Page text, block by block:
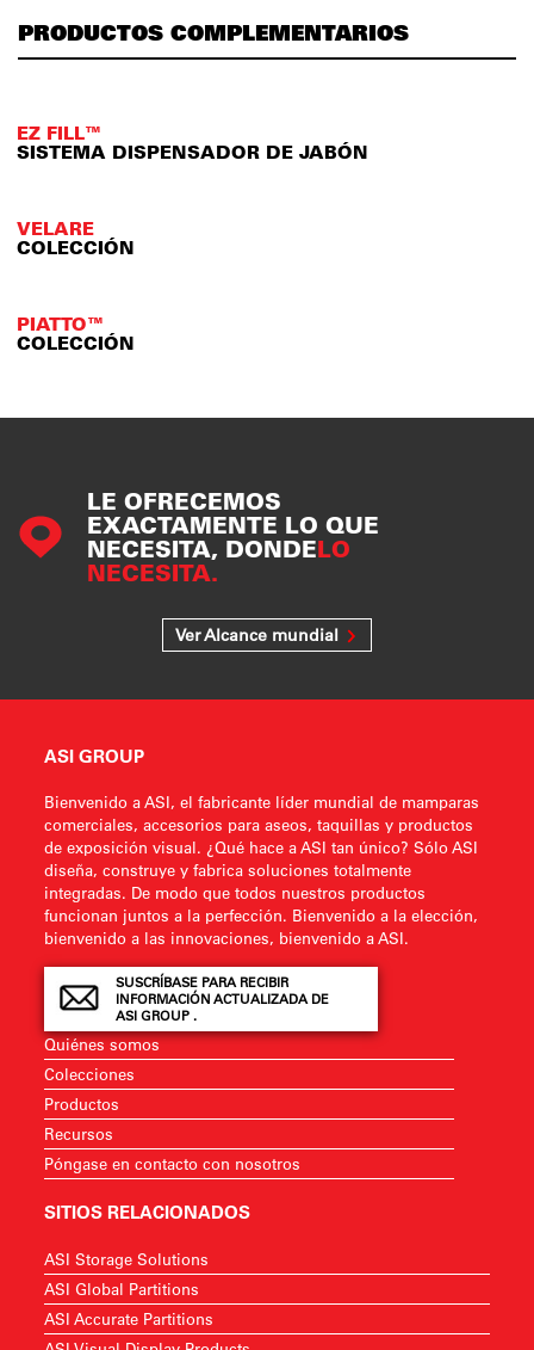
PRODUCTOS COMPLEMENTARIOS
EZ FILL™
SISTEMA DISPENSADOR DE JABÓN
VELARE
COLECCIÓN
PIATTO™
COLECCIÓN
LE OFRECEMOS
EXACTAMENTE LO QUE
NECESITA, DONDELO
NECESITA.
Ver Alcance mundial
ASI GROUP
Bienvenido a ASI, el fabricante líder mundial de mamparas
comerciales, accesorios para aseos, taquillas y productos
de exposición visual. ¿Qué hace a ASI tan único? Sólo ASI
diseña, construye y fabrica soluciones totalmente
integradas. De modo que todos nuestros productos
funcionan juntos a la perfección. Bienvenido a la elección,
bienvenido a las innovaciones, bienvenido a ASI.
SUSCRÍBASE PARA RECIBIR
INFORMACIÓN ACTUALIZADA DE
ASI GROUP .
Quiénes somos
Colecciones
Productos
Recursos
Póngase en contacto con nosotros
SITIOS RELACIONADOS
ASI Storage Solutions
ASI Global Partitions
ASI Accurate Partitions